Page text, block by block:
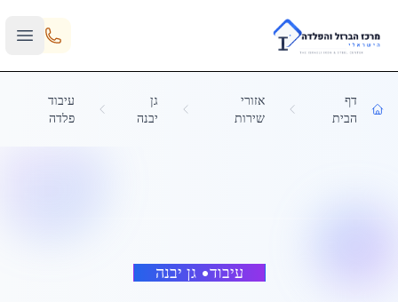
Skip to main content
דף
הבית
אזורי
שירות
גן
יבנה
עיבוד
פלדה
עיבוד•גן יבנה